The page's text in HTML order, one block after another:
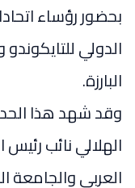
بحضور رؤساء
الدولي
البارزة.
وقد شهد هذا
الهلالي نائب رئيس
العربي والجامعة